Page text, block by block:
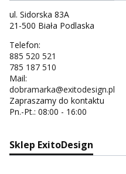
ul. Sidorska 83A
21-500 Biała Podlaska
Telefon:
885 520 521
785 187 510
Mail:
dobramarka@exitodesign.pl
Zapraszamy do kontaktu
Pn.-Pt.: 08:00 - 16:00
Sklep ExitoDesign